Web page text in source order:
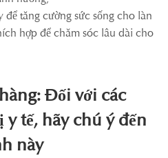
để tăng cường sức sống cho làn
hợp để chăm sóc lâu dài cho
Đối với các
tế, hãy chú ý đến
này